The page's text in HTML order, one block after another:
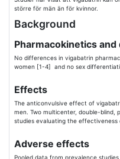
större för män än för kvinnor.
Background
Pharmacokinetics and
No differences in vigabatrin
women [1-4] and no sex
Effects
The anticonvulsive effect of
men. Two multicenter, double-blind,
studies evaluating the
Adverse effects
Pooled data from prevalence